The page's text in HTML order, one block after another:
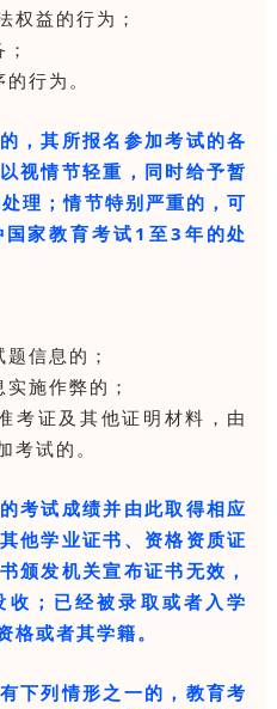
权益的行为；
行为。
，其所报名参加考试的各
视情节轻重，同时给予暂
理；情节特别严重的，可
家教育考试1至3年的处
信息的；
施作弊的；
考证及其他证明材料，由
考试的。
考试成绩并由此取得相应
他学业证书、资格资质证
颁发机关宣布证书无效，
；已经被录取或者入学
格或者其学籍。
下列情形之一的，教育考